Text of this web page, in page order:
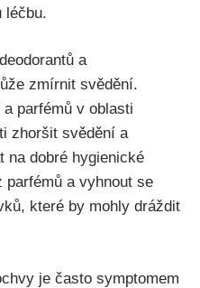
léčbu.
a
⁤zmírnit svědění.
parfémů v oblasti
zhoršit svědění a
na dobré hygienické
parfémů ​a vyhnout⁢ se
které by mohly dráždit
je často symptomem